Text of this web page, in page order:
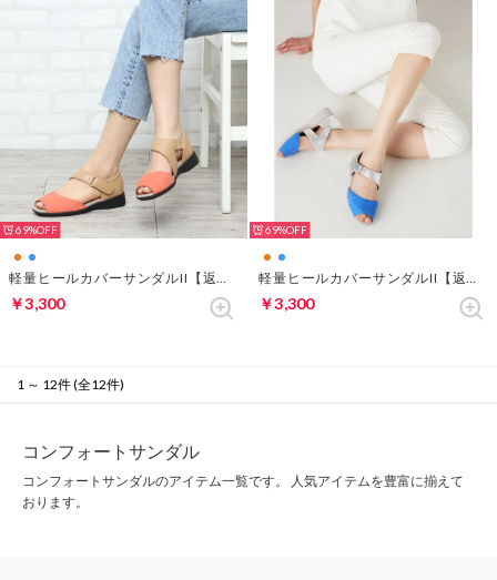
69%
￥3,300
69%
￥3,300
1 ～ 12件 (全12件)
コンフォートサンダル
コンフォートサンダルのアイテム一覧です。 人気アイテムを豊富に揃えて
おります。